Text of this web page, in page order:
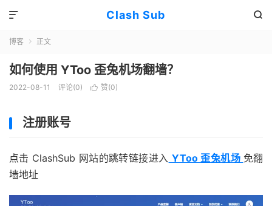
Clash Sub 

博客  正文
如何使用 YToo 歪兔机场翻墙？
2022-08-11 评论(0)  赞(0)
注册账号
点击 ClashSub 网站的跳转链接进入 YToo 歪兔机场 免翻
墙地址